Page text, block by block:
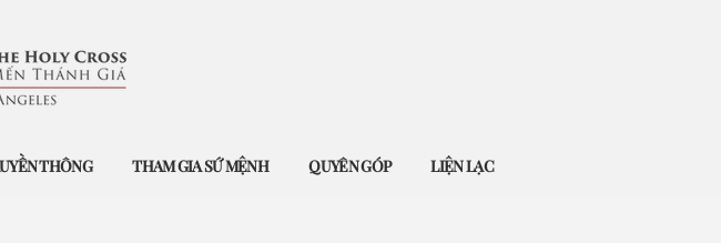
THÔNG THAM GIA SỨ MỆNH QUYÊN GÓP LIỆN LẠC